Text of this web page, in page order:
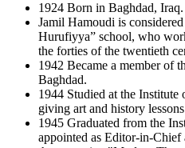
1924 Born in Baghdad, Iraq.
Jamil Hamoudi is
Hurufiyya” school, who
the forties of the twentieth
1942 Became a member of
Baghdad.
1944 Studied at the
giving art and history
1945 Graduated from the
appointed as Editor-in-